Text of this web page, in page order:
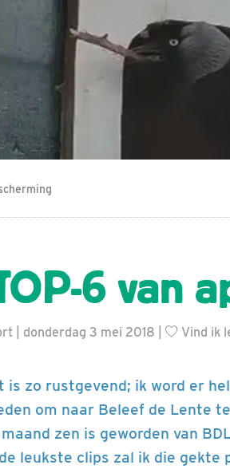
6 van
| donderdag 3 mei 2018 | Vind ik
is zo rustgevend; ik word er
om naar Beleef de Lente
zen is geworden van
leukste clips zal ik die gekte